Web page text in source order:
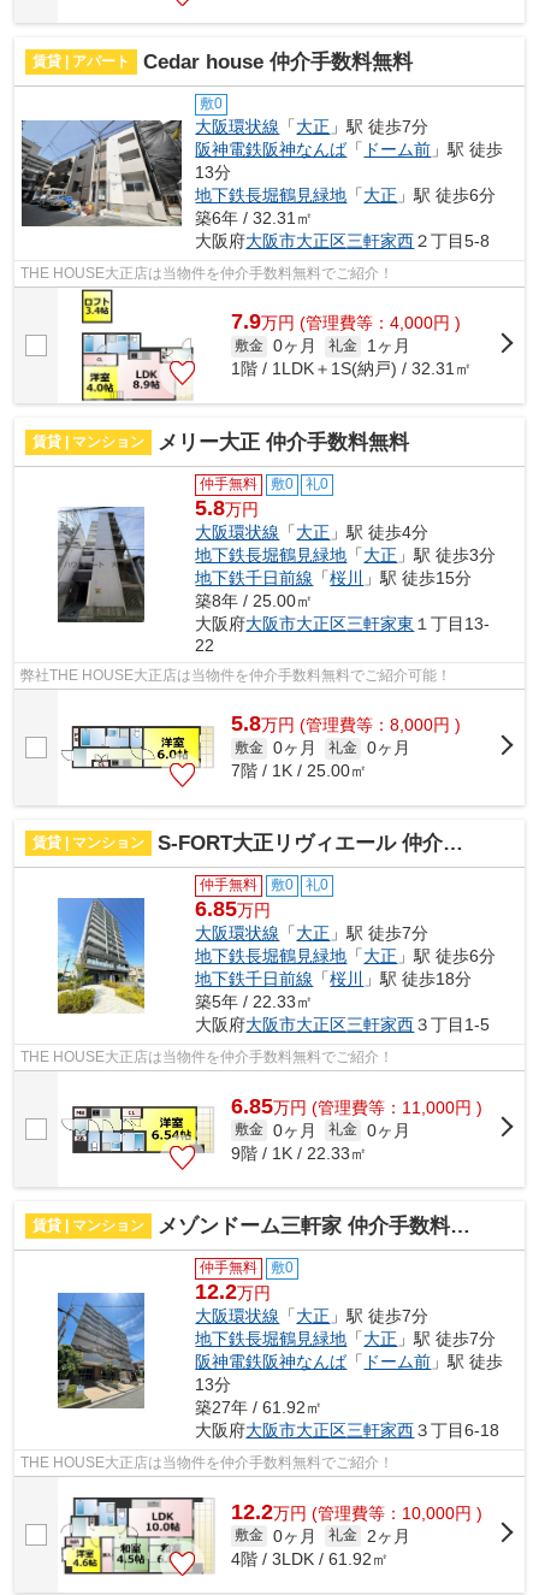
賃貸 | アパート Cedar house 仲介手数料無料
敷0
大阪環状線 「大正 」駅 徒歩7分
阪神電鉄阪神なんば「 ドーム前 」駅 徒歩
13分
地下鉄長堀鶴見緑地 「大正 」駅 徒歩6分
築6年 / 32.31㎡
大阪府大阪市大正区三軒家西２丁目5-8
THE HOUSE大正店は当物件を仲介手数料無料でご紹介！
7.9万円 (管理費等：4,000円 )
敷金 0ヶ月 礼金
1ヶ月
1階 / 1LDK＋1S(納戸) / 32.31㎡
賃貸 | マンション メリー大正 仲介手数料無料
仲手無料 敷0 礼0
5.8万円
大阪環状線 「大正 」駅 徒歩4分
地下鉄長堀鶴見緑地 「大正 」駅 徒歩3分
地下鉄千日前線 「桜川 」駅 徒歩15分
築8年 / 25.00㎡
大阪府大阪市大正区三軒家東 １丁目13-
22
弊社THE HOUSE大正店は当物件を仲介手数料無料でご紹介可能！
5.8万円 (管理費等：8,000円 )
敷金 0ヶ月 礼金 0ヶ月
7階 / 1K / 25.00㎡
賃貸 | マンション S-FORT大正リヴィエール 仲介手数料無料
仲手無料 敷0 礼0
6.85万円
大阪環状線 「大正 」駅 徒歩7分
地下鉄長堀鶴見緑地 「大正 」駅 徒歩6分
地下鉄千日前線 「桜川
」駅 徒歩18分
築5年 / 22.33㎡
大阪府大阪市大正区三軒家西３丁目1-5
THE HOUSE大正店は当物件を仲介手数料無料でご紹介！
6.85万円 (管理費等：11,000円 )
敷金 0ヶ月 礼金 0ヶ月
9階 / 1K / 22.33㎡
賃貸 | マンション メゾンドーム三軒家 仲介手数料無料
仲手無料 敷0
12.2万円
大阪環状線 「大正 」駅 徒歩7分
地下鉄長堀鶴見緑地 「大正 」駅 徒歩7分
阪神電鉄阪神なんば「 ドーム前 」駅 徒歩
13分
築27年 / 61.92㎡
大阪府大阪市大正区三軒家西３丁目6-18
THE HOUSE大正店は当物件を仲介手数料無料でご紹介！
12.2万円 (管理費等：10,000円 )
敷金 0ヶ月 礼金
2ヶ月
4階 / 3LDK / 61.92㎡